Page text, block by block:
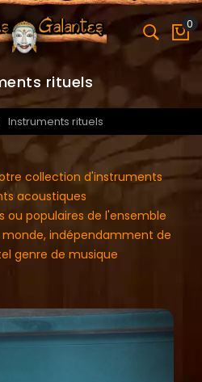
0
rituels
Instruments rituels
collection d'instruments
acoustiques
ou populaires de l'ensemble
indépendamment de
genre de musique